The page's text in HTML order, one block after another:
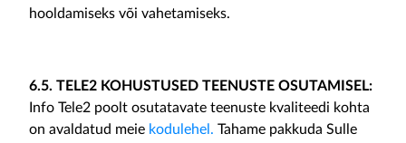
hooldamiseks või vahetamiseks.
6.5. TELE2 KOHUSTUSED TEENUSTE OSUTAMISEL:
Info Tele2 poolt osutatavate teenuste kvaliteedi kohta
on avaldatud meie kodulehel . Tahame pakkuda Sulle